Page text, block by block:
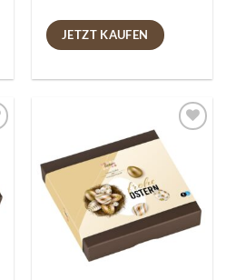
JETZT KAUFEN
Auf die
Wunschliste